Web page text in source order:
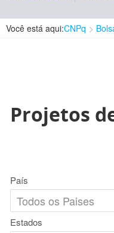
Você está aqui:CNPq
Projetos
País
Estados